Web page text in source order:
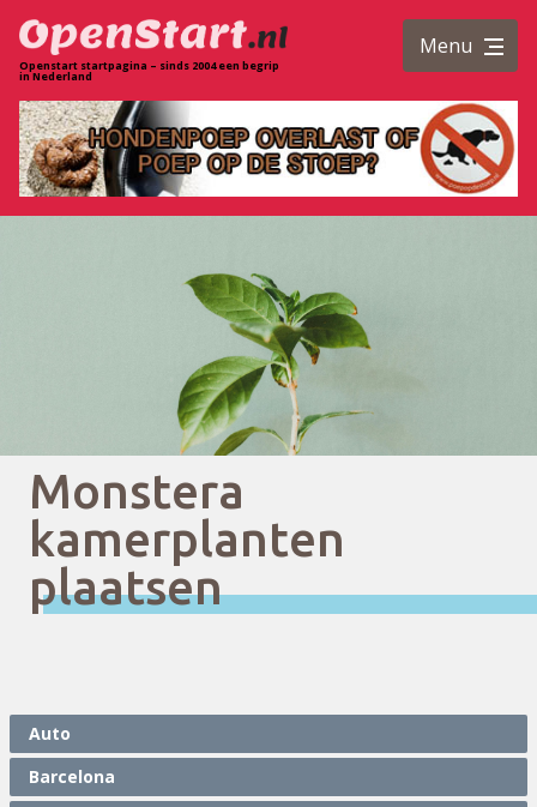
Openstart startpagina – sinds 2004 een begrip
in Nederland
Menu
Monstera
kamerplanten
plaatsen
Auto
Barcelona